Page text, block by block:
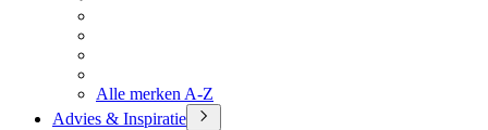
Alle merken A-Z
Advies & Inspiratie